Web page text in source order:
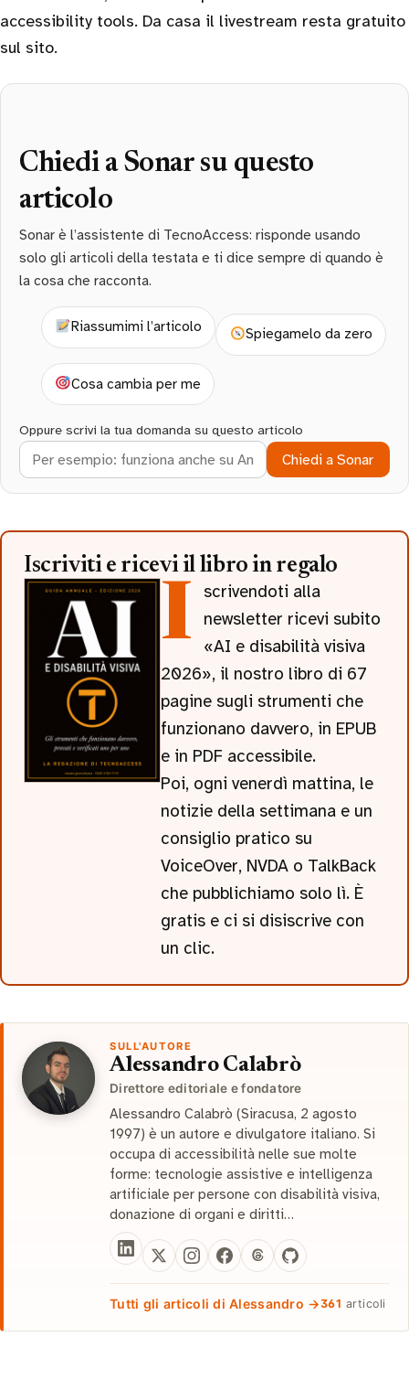
accessibility tools. Da casa il livestream resta gratuito
sul sito.
Chiedi a Sonar su questo
articolo
Sonar è l’assistente di TecnoAccess: risponde usando
solo gli articoli della testata e ti dice sempre di quando è
la cosa che racconta.
Riassumimi l’articolo Spiegamelo da zero
Cosa cambia per me
Oppure scrivi la tua domanda su questo articolo
Chiedi a Sonar
Iscriviti e ricevi il libro in regalo
Iscrivendoti alla
newsletter ricevi subito
«AI e disabilità visiva
2026», il nostro libro di 67
pagine sugli strumenti che
funzionano davvero, in EPUB
e in PDF accessibile.
Poi, ogni venerdì mattina, le
notizie della settimana e un
consiglio pratico su
VoiceOver, NVDA o TalkBack
che pubblichiamo solo lì. È
gratis e ci si disiscrive con
un clic.
SULL'AUTORE
Alessandro Calabrò
Direttore editoriale e fondatore
Alessandro Calabrò (Siracusa, 2 agosto
1997) è un autore e divulgatore italiano. Si
occupa di accessibilità nelle sue molte
forme: tecnologie assistive e intelligenza
artificiale per persone con disabilità visiva,
donazione di organi e diritti…
Tutti gli articoli di Alessandro →361 articoli